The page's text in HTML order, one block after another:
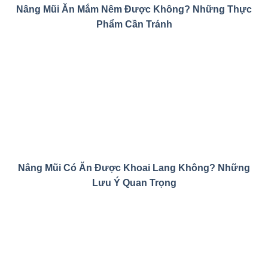
Nâng Mũi Ăn Mắm Nêm Được Không? Những Thực
Phẩm Cần Tránh
Nâng Mũi Có Ăn Được Khoai Lang Không? Những
Lưu Ý Quan Trọng